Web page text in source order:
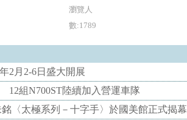
瀏覽人
數:1789
2月2-6日盛大開展
組N700ST陸續加入營運車隊
〈太極系列－十字手〉於國美館正式揭幕